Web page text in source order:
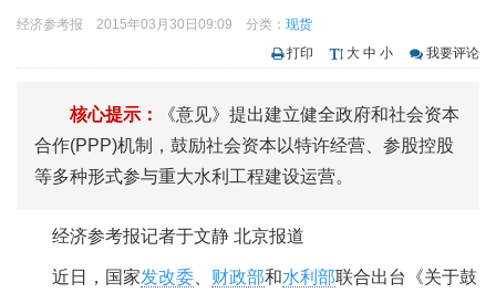
经济参考报 2015年03月30日09:09 分类： 现货
打印
大 中 小 我要评论
核心提示：
《意见》提出建立健全政府和社会资本
合作(PPP)机制，鼓励社会资本以特许经营、参股控股
等多种形式参与重大水利工程建设运营。
经济参考报记者于文静 北京报道
近日，国家发改委 财政部和水利部联合出台《关于鼓